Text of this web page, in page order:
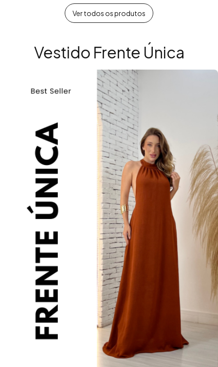
Ver todos os produtos
Vestido Frente Única